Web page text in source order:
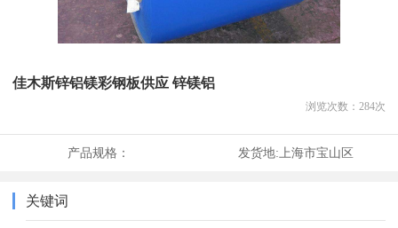
佳木斯锌铝镁彩钢板供应 锌镁铝
浏览次数： 284次
产品规格： 发货地: 上海市宝山区
关键词